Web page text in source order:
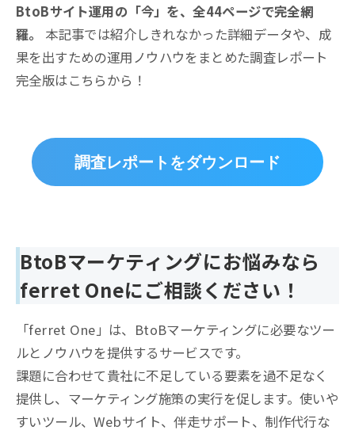
BtoBサイト運用の「今」を、全44ページで完全網
羅。
本記事では紹介しきれなかった詳細データや、成
果を出すための運用ノウハウをまとめた調査レポート
完全版はこちらから！
調査レポートをダウンロード
BtoBマーケティングにお悩みなら
ferret Oneにご相談ください！
「ferret One」は、BtoBマーケティングに必要なツー
ルとノウハウを提供するサービスです。
課題に合わせて貴社に不足している要素を過不足なく
提供し、マーケティング施策の実行を促します。使いや
すいツール、Webサイト、伴走サポート、制作代行な